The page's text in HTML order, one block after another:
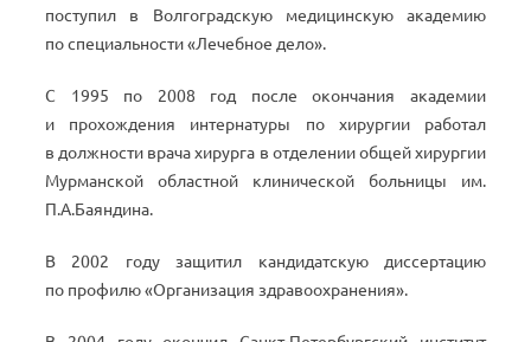
поступил в Волгоградскую медицинскую академию
по специальности «Лечебное дело».
С 1995 по 2008 год после окончания академии
и прохождения интернатуры по хирургии работал
в должности врача хирурга в отделении общей хирургии
Мурманской областной клинической больницы им.
П.А.Баяндина.
В 2002 году защитил кандидатскую диссертацию
по профилю «Организация здравоохранения».